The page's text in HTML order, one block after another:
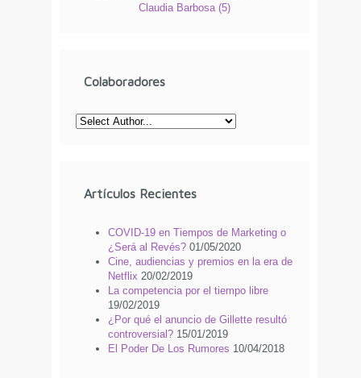
Claudia Barbosa (5)
Colaboradores
Artículos Recientes
COVID-19 en Tiempos de Marketing o
¿Será al Revés? 01/05/2020
Cine, audiencias y premios en la era de
Netflix 20/02/2019
La competencia por el tiempo libre
19/02/2019
¿Por qué el anuncio de Gillette resultó
controversial? 15/01/2019
El Poder De Los Rumores 10/04/2018